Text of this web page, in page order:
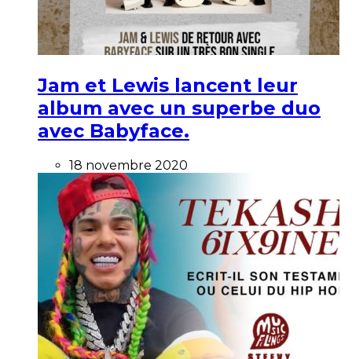
Jam et Lewis lancent leur
album avec un superbe duo
avec Babyface.
18 novembre 2020